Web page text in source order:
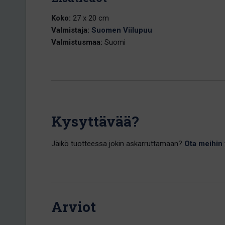
Koko: 27 x 20 cm
Valmistaja: Suomen Viilupuu
Valmistusmaa: Suomi
Kysyttävää?
Jäikö tuotteessa jokin askarruttamaan? Ota meihin
Arviot